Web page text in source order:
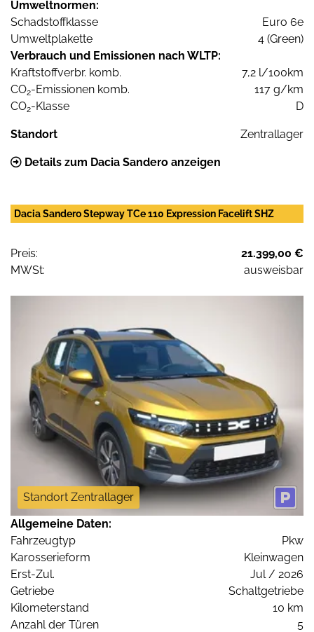
Umweltnormen:
Schadstoffklasse
Euro 6e
Umweltplakette
4 (Green)
Verbrauch und Emissionen nach WLTP:
Kraftstoffverbr. komb.
7,2 l/100km
CO2-Emissionen komb.
117 g/km
CO2-Klasse D
Standort Zentrallager
Details zum Dacia Sandero anzeigen
Dacia Sandero Stepway TCe 110 Expression Facelift SHZ
Preis:
21.399,00 €
MWSt:
ausweisbar
Standort Zentrallager
Allgemeine Daten:
Fahrzeugtyp
Pkw
Karosserieform
Kleinwagen
Erst-Zul.
Jul / 2026
Getriebe
Schaltgetriebe
Kilometerstand
10 km
Anzahl der Türen
5